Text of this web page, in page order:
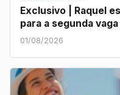
Exclusivo | Raquel
para a segunda
01/08/2026